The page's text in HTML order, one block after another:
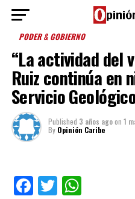
PODER & GOBIERNO
“La actividad del
Ruiz continúa en
Servicio
Published 3 años agoon 1
By Opinión Caribe
Facebook
Twitter